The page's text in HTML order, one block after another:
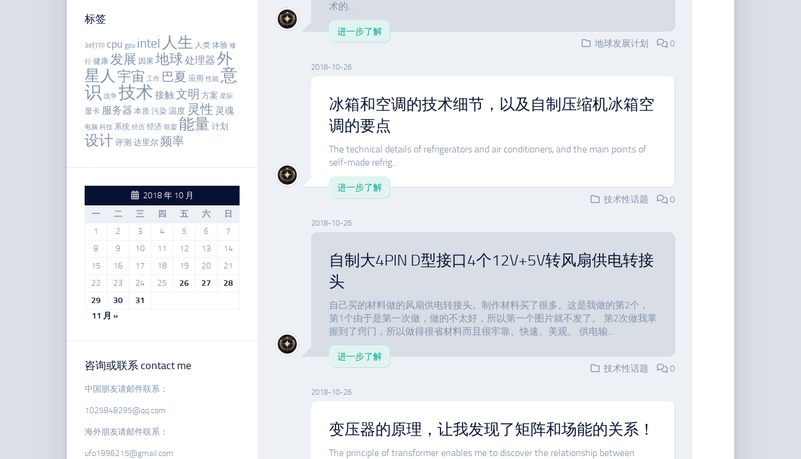
标签
3d打印 cpu gpu intel 人生 人类 体验 修
行 健康 发展 因果 地球 处理器 外
星人 宇宙 工作 巴夏 应用 性能 意
识 战争 技术 接触文明 方案 星际
显卡 服务器 本质 污染 温度 灵性 灵魂
电脑 科技 系统 经历 经济 联盟 能量 计划
设计评测 达里尔频率
2018 年 10 月
一
二 三 四 五 六
日
1
2 3 4 5 6
7
8
9 10 11 12 13
14
15
16 17 18 19 20
21
22
23 24 25 26 27
28
29
30
31
11 月 »
咨询或联系 contact me
中国朋友请邮件联系：
1025848295@qq.com
海外朋友请邮件联系：
ufo1996215@gmail.com
术的...
进一步了解
地球发展计划
0
2018-10-26
冰箱和空调的技术细节，以及自制压缩机冰箱空
调的要点
The technical details of refrigerators and air conditioners, and the main points of
self-made refrig...
进一步了解
技术性话题
0
2018-10-26
自制大4PIN D型接口4个12V+5V转风扇供电转接
头
自己买的材料做的风扇供电转接头。制作材料买了很多。这是我做的第2个，
第1个由于是第一次做，做的不太好，所以第一个图片就不发了。 第2次做我掌
握到了窍门，所以做得很省材料而且很牢靠、快速、美观。 供电输...
进一步了解
技术性话题
0
2018-10-26
变压器的原理，让我发现了矩阵和场能的关系！
The principle of transformer enables me to discover the relationship between